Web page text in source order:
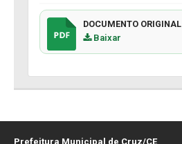
DOCUMENTO ORIGINAL
Baixar
Prefeitura Municipal de Cruz/CE